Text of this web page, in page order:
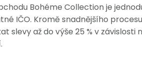
Bohéme Collection je
IČO. Kromě snadnějšího
slevy až do výše 25 % v závislosti